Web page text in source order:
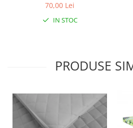
70,00 Lei
IN STOC
PRODUSE